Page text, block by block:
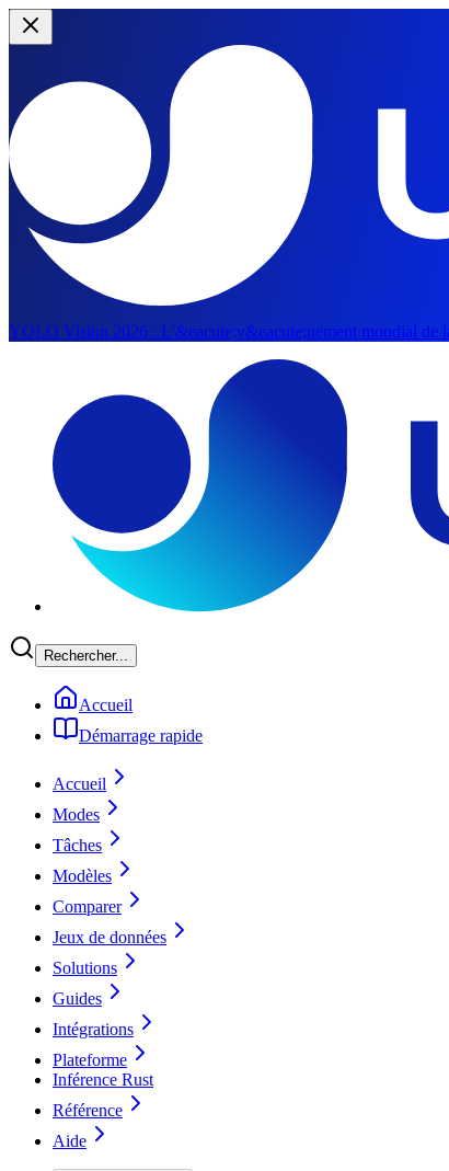
YOLO Vision 2026 : L'&eacute;v&eacute;nement mondial de
Rechercher...
Accueil
Démarrage rapide
Accueil
Modes
Tâches
Modèles
Comparer
Jeux de données
Solutions
Guides
Intégrations
Plateforme
Inférence Rust
Référence
Aide